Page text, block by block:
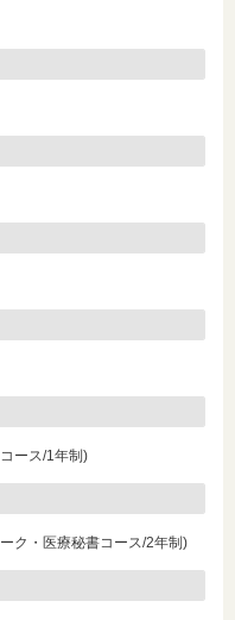
ース/1年制)
ク・医療秘書コース/2年制)